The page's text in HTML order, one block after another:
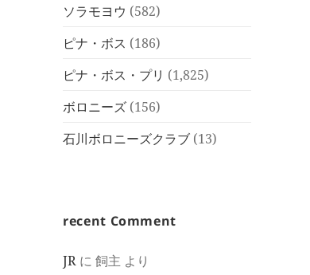
ソラモヨウ (582)
ピナ・ボス (186)
ピナ・ボス・プリ (1,825)
ボロニーズ (156)
石川ボロニーズクラブ (13)
recent Comment
JR に飼主 より